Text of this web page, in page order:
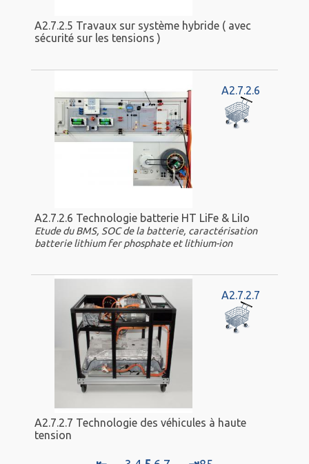
A2.7.2.5 Travaux sur système hybride ( avec
sécurité sur les tensions )
A2.7.2.6
A2.7.2.6 Technologie batterie HT LiFe & LiIo
Etude du BMS, SOC de la batterie, caractérisation
batterie lithium fer phosphate et lithium-ion
A2.7.2.7
A2.7.2.7 Technologie des véhicules à haute
tension